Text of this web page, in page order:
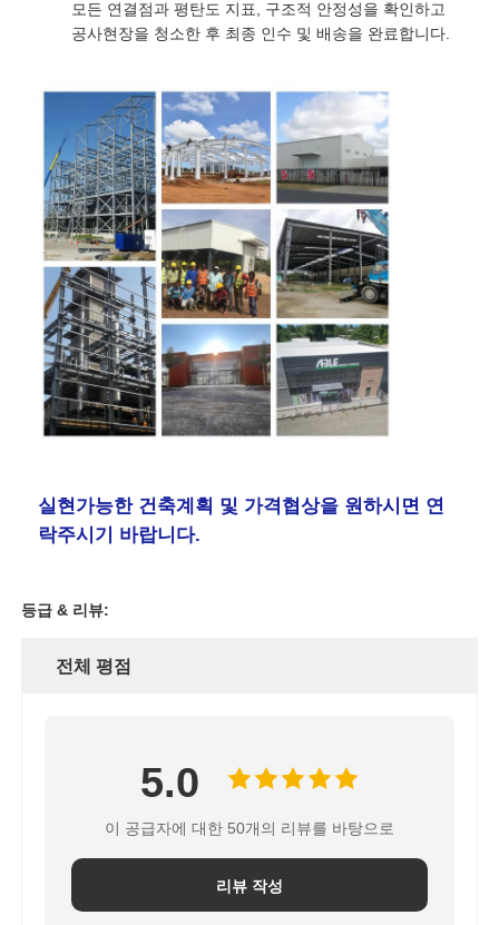
모든 연결점과 평탄도 지표, 구조적 안정성을 확인하고
공사현장을 청소한 후 최종 인수 및 배송을 완료합니다.
실현가능한 건축계획 및 가격협상을 원하시면 연
락주시기 바랍니다.
등급 & 리뷰:
전체 평점
5.0
이 공급자에 대한 50개의 리뷰를 바탕으로
리뷰 작성